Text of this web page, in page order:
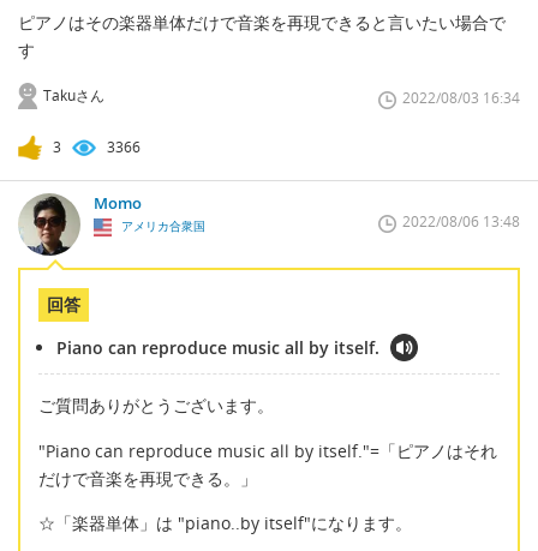
ピアノはその楽器単体だけで音楽を再現できると言いたい場合で
す
Takuさん 2022/08/03 16:34
3 3366
Momo
アメリカ合衆国 2022/08/06 13:48
回答
Piano can reproduce music all by itself.
ご質問ありがとうございます。
"Piano can reproduce music all by itself."=「ピアノはそれ
だけで音楽を再現できる。」
☆「楽器単体」は "piano..by itself"になります。